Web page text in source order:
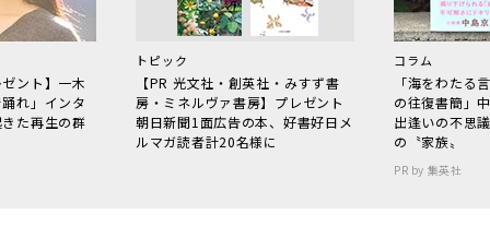
ント】一木
れ」インタ
た再生の群
トピック
【PR 光文社・創英社・みすず書
房・ミネルヴァ書房】プレゼント
朝日新聞1面広告の本、好書好日メ
ルマガ読者計20名様に
コラム
「海をわた
の往復書簡」
出逢いの不思
の〝家族〟
PR by 集英社